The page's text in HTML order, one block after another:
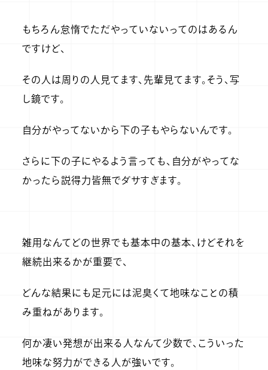
もちろん怠惰でただやっていないってのはあるん
ですけど、
その人は周りの人見てます、先輩見てます。そう、写
し鏡です。
自分がやってないから下の子もやらないんです。
さらに下の子にやるよう言っても、自分がやってな
かったら説得力皆無でダサすぎます。
雑用なんてどの世界でも基本中の基本、けどそれを
継続出来るかが重要で、
どんな結果にも足元には泥臭くて地味なことの積
み重ねがあります。
何か凄い発想が出来る人なんて少数で、こういった
地味な努力ができる人が強いです。